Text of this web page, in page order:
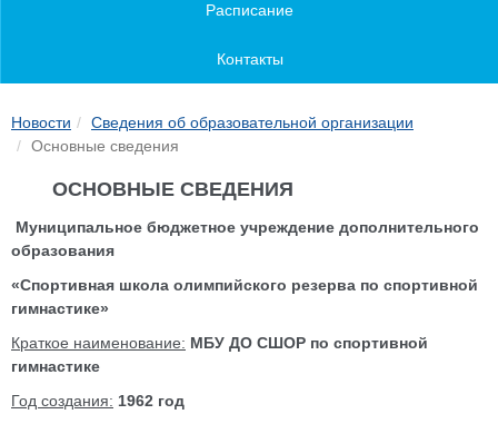
Расписание
Контакты
Новости
Сведения об образовательной организации
Основные сведения
ОСНОВНЫЕ СВЕДЕНИЯ
Муниципальное бюджетное учреждение дополнительного
образования
«Спортивная школа олимпийского резерва по спортивной
гимнастике»
Краткое наименование: МБУ ДО СШОР по спортивной
гимнастике
Год создания: 1962 год